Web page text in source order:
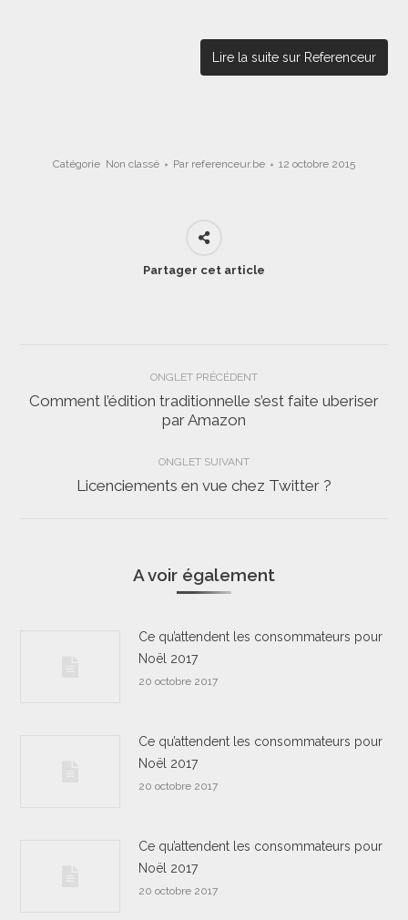
Lire la suite sur Referenceur
Catégorie Non classé Par referenceur.be 12 octobre 2015
Partager cet article
Navigation
de
commentaire
ONGLET PRÉCÉDENT
Onglet
Comment l’édition traditionnelle s’est faite uberiser
par Amazon
ONGLET SUIVANT
Onglet
Licenciements en vue chez Twitter ?
A voir également
Ce qu’attendent les consommateurs pour
Noël 2017
20 octobre 2017
Ce qu’attendent les consommateurs pour
Noël 2017
20 octobre 2017
Ce qu’attendent les consommateurs pour
Noël 2017
20 octobre 2017